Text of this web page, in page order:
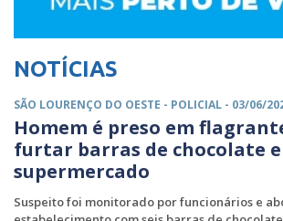
NOTÍCIAS
SÃO LOURENÇO DO OESTE - POLICIAL - 03/06/
Homem é preso em
furtar barras de chocolate
supermercado
Suspeito foi monitorado por funcionários e